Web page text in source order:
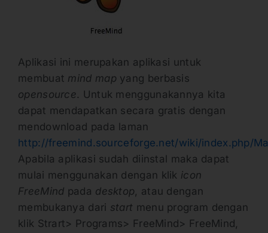
Aplikasi ini merupakan aplikasi untuk
membuat mind map yang berbasis
opensource. Untuk menggunakannya kita
dapat mendapatkan secara gratis dengan
mendownload pada laman
http://freemind.sourceforge.net/wiki/index.php/
Apabila aplikasi sudah diinstal maka dapat
mulai menggunakan dengan klik icon
FreeMind pada desktop, atau dengan
membukanya dari start menu program dengan
klik Strart> Programs> FreeMind> FreeMind,